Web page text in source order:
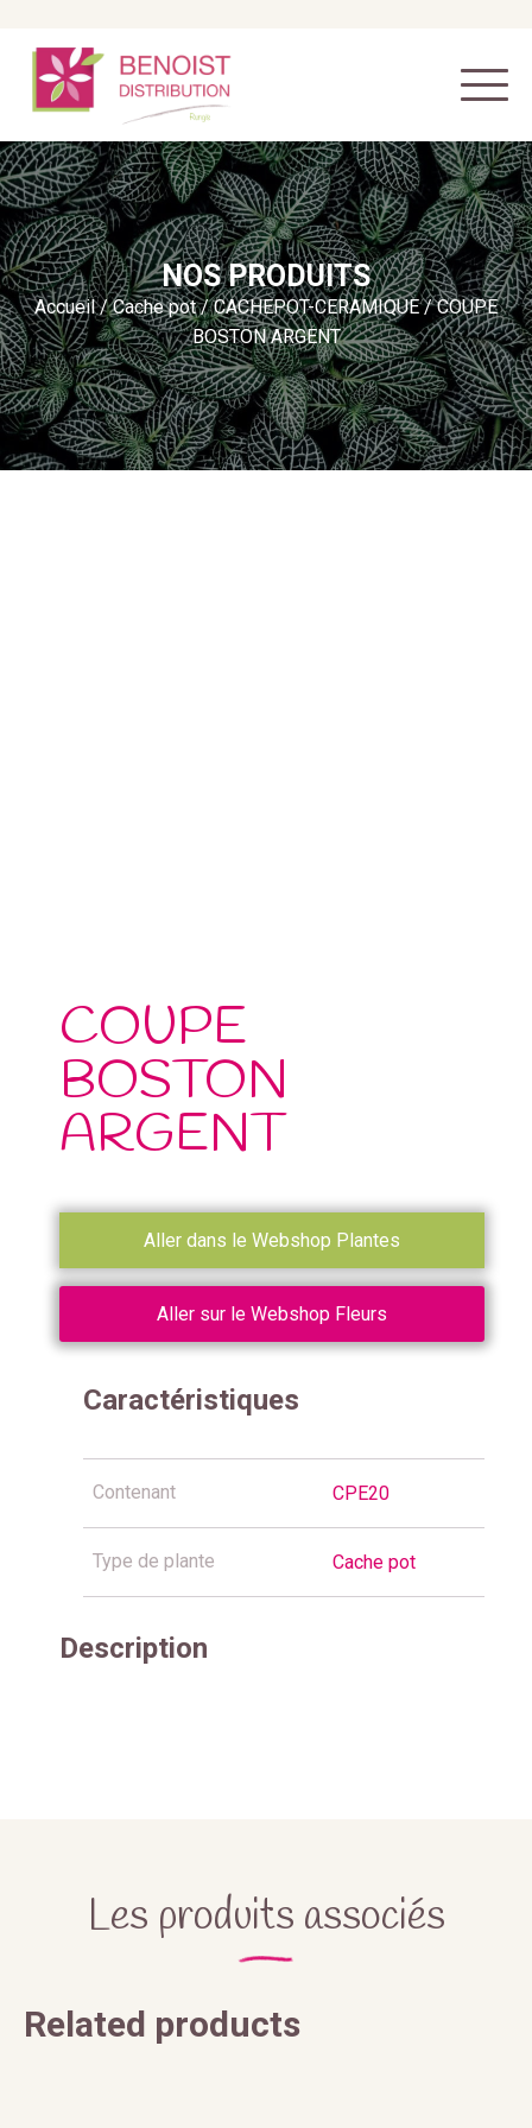
NOS PRODUITS
Accueil/Cache pot/CACHEPOT-CERAMIQUE/ COUPE
BOSTON ARGENT
COUPE
BOSTON
ARGENT
Aller dans le Webshop Plantes
Aller sur le Webshop Fleurs
Caractéristiques
Contenant CPE20
Type de plante Cache pot
Description
Les produits associés
Related products